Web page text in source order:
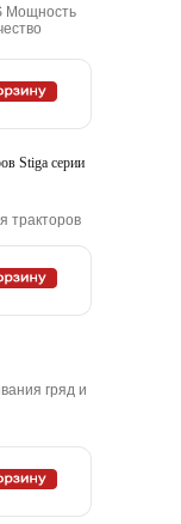
Moщнocть
Stiga cepии
тpaктopoв
гpяд и